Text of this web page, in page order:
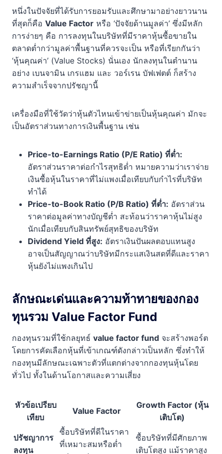
หนึ่งในปัจจัยที่ได้รับการยอมรับและศึกษามาอย่างยาวนาน
ที่สุดก็คือ Value Factor หรือ ‘ปัจจัยด้านมูลค่า’ ซึ่งมีหลัก
การง่ายๆ คือ การลงทุนในบริษัทที่มีราคาหุ้นซื้อขายใน
ตลาดต่ำกว่ามูลค่าพื้นฐานที่ควรจะเป็น หรือที่เรียกกันว่า
‘หุ้นคุณค่า’ (Value Stocks) นั่นเอง นักลงทุนในตำนาน
อย่าง เบนจามิน เกรแฮม และ วอร์เรน บัฟเฟตต์ ก็สร้าง
ความสำเร็จจากปรัชญานี้
เครื่องมือที่ใช้วัดว่าหุ้นตัวไหนเข้าข่ายเป็นหุ้นคุณค่า มักจะ
เป็นอัตราส่วนทางการเงินพื้นฐาน เช่น
Price-to-Earnings Ratio (P/E Ratio) ที่ต่ำ:
อัตราส่วนราคาต่อกำไรสุทธิต่ำ หมายความว่าเราจ่าย
เงินซื้อหุ้นในราคาที่ไม่แพงเมื่อเทียบกับกำไรที่บริษัท
ทำได้
Price-to-Book Ratio (P/B Ratio) ที่ต่ำ: อัตราส่วน
ราคาต่อมูลค่าทางบัญชีต่ำ สะท้อนว่าราคาหุ้นไม่สูง
นักเมื่อเทียบกับสินทรัพย์สุทธิของบริษัท
Dividend Yield ที่สูง: อัตราเงินปันผลตอบแทนสูง
อาจเป็นสัญญาณว่าบริษัทมีกระแสเงินสดที่ดีและราคา
หุ้นยังไม่แพงเกินไป
ลักษณะเด่นและความท้าทายของกอง
ทุนรวม Value Factor Fund
กองทุนรวมที่ใช้กลยุทธ์ value factor fund จะสร้างพอร์ต
โดยการคัดเลือกหุ้นที่เข้าเกณฑ์ดังกล่าวเป็นหลัก ซึ่งทำให้
กองทุนมีลักษณะเฉพาะตัวที่แตกต่างจากกองทุนหุ้นโดย
ทั่วไป ทั้งในด้านโอกาสและความเสี่ยง
หัวข้อเปรียบ
เทียบ
Value Factor
Growth Factor (หุ้น
เติบโต)
ปรัชญาการ
ลงทุน
ซื้อบริษัทที่ดีในราคา
ที่เหมาะสมหรือต่ำ
ซื้อบริษัทที่มีศักยภาพ
เติบโตสูง แม้ราคาสูง